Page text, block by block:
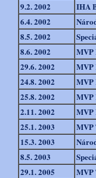
9.2. 2002
IHA
6.4. 2002
8.5. 2002
8.6. 2002
MVP
29.6. 2002
MVP
24.8. 2002
MVP
25.8. 2002
MVP
2.11. 2002
MVP
25.1. 2003
MVP
15.3. 2003
8.5. 2003
29.1. 2005
MVP